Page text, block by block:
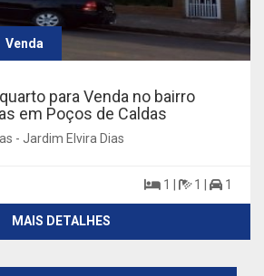
Venda
para Venda no bairro
em Poços de Caldas
- Jardim Elvira Dias
1 | 1 | 1
MAIS DETALHES